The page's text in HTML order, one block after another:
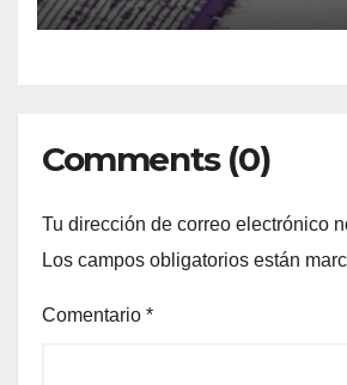
Comments (0)
Tu dirección de correo electrónico
Los campos obligatorios están
Comentario *